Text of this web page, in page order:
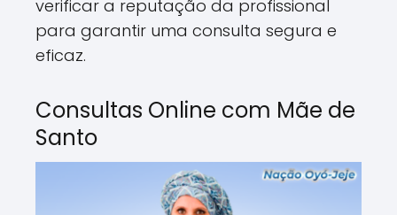
verificar a reputação da profissional
para garantir uma consulta segura e
eficaz.
Consultas Online com Mãe de
Santo